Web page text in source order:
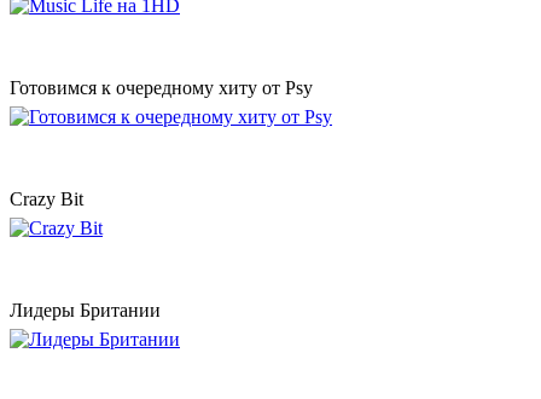
Готовимся к очередному хиту от Psy
Crazy Bit
Лидеры Британии